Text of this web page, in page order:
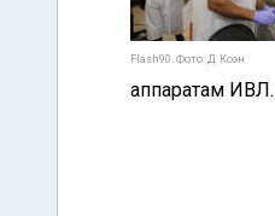
Flash90. Фото: Д. Коэн
аппаратам ИВЛ.